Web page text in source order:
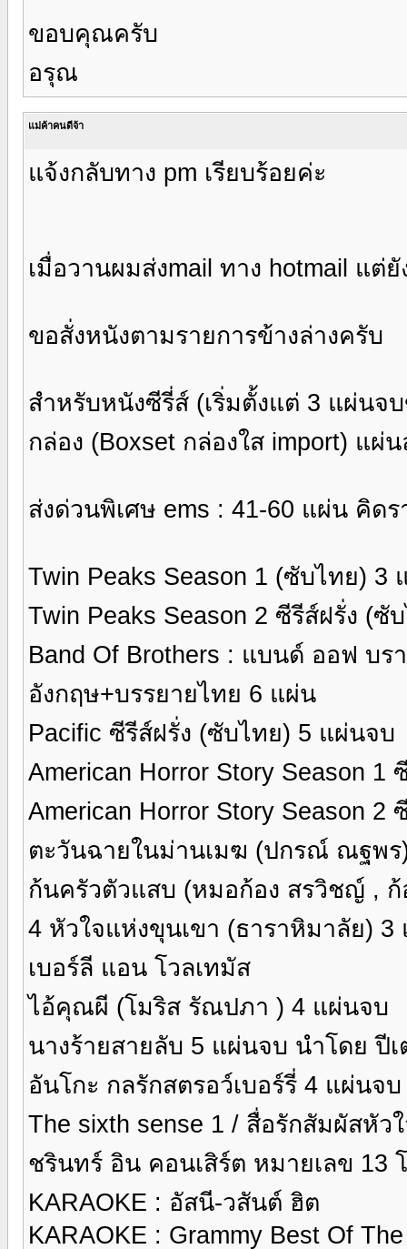
ขอบคุณครับ
อรุณ
แม่ค้าคนดีจ้า
แจ้งกลับทาง pm เรียบร้อยค่ะ
เมื่อวานผมส่งmail ทาง hotmail แต่
ขอสั่งหนังตามรายการข้างล่างครับ
สำหรับหนังซีรี่ส์ (เริ่มตั้งแต่ 3 แผ่น
กล่อง (Boxset กล่องใส import) แผ่
ส่งด่วนพิเศษ ems : 41-60 แผ่น คิด
Twin Peaks Season 1 (ซับไทย) 3
Twin Peaks Season 2 ซีรีส์ฝรั่ง (ซั
Band Of Brothers : แบนด์ ออฟ บร
อังกฤษ+บรรยายไทย 6 แผ่น
Pacific ซีรีส์ฝรั่ง (ซับไทย) 5 แผ่นจบ
American Horror Story Season 1
American Horror Story Season
ตะวันฉายในม่านเมฆ (ปกรณ์ ณฐพ
ก้นครัวตัวแสบ (หมอก้อง สรวิชญ์ ,
4 หัวใจแห่งขุนเขา (ธาราหิมาลัย)
เบอร์ลี แอน โวลเทมัส
ไอ้คุณผี (โมริส รัณปภา ) 4 แผ่นจบ
นางร้ายสายลับ 5 แผ่นจบ นำโดย ปี
อันโกะ กลรักสตรอว์เบอร์รี่ 4 แผ่นจ
The sixth sense 1 / สื่อรักสัมผัสหั
ชรินทร์ อิน คอนเสิร์ต หมายเลข 13
KARAOKE : อัสนี-วสันต์ ฮิต
KARAOKE : Grammy Best Of